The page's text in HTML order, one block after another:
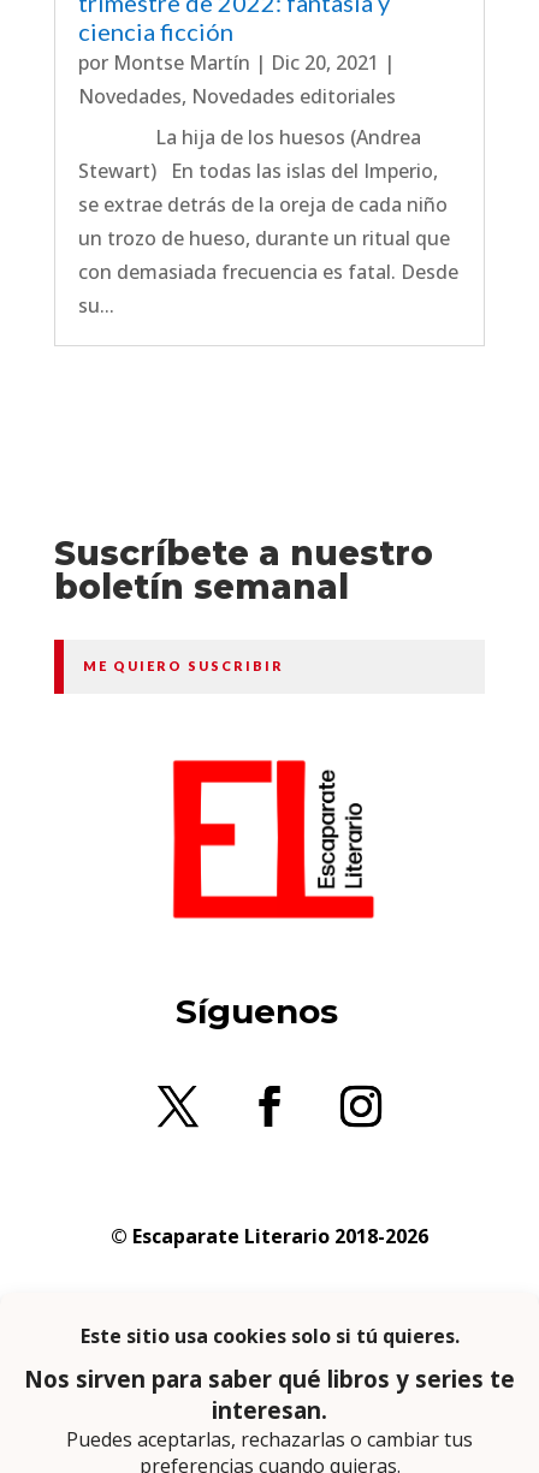
ciencia ficción
por Montse Martín | Dic 20, 2021 |
Novedades, Novedades editoriales
La hija de los huesos (Andrea
Stewart) En todas las islas del Imperio,
se extrae detrás de la oreja de cada niño
un trozo de hueso, durante un ritual que
con demasiada frecuencia es fatal. Desde
su...
Suscríbete a nuestro
boletín semanal
ME QUIERO SUSCRIBIR
Síguenos
© Escaparate Literario 2018-2026
privacidad
En calidad de afiliado de Amazon obtengo